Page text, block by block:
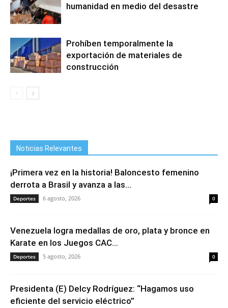
humanidad en medio del desastre
Prohíben temporalmente la
exportación de materiales de
construcción
Noticias Relevantes
¡Primera vez en la historia! Baloncesto femenino
derrota a Brasil y avanza a las...
Deportes 6 agosto, 2026 0
Venezuela logra medallas de oro, plata y bronce en
Karate en los Juegos CAC...
Deportes 5 agosto, 2026 0
Presidenta (E) Delcy Rodríguez: “Hagamos uso
eficiente del servicio eléctrico”